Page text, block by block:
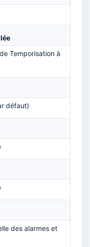
Temporisation à
défaut)
des alarmes et